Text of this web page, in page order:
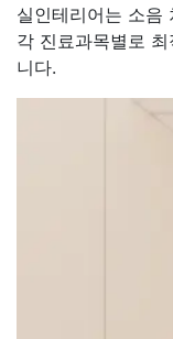
실인테리어는 소음
각 진료과목별로
니다.